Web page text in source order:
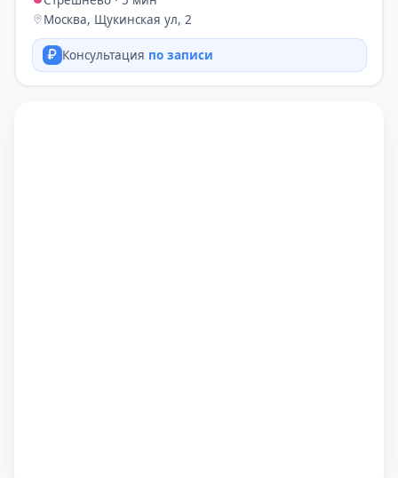
Москва, Щукинская ул, 2
Консультация по записи